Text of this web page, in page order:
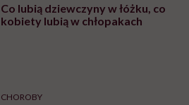
Co lubią dziewczyny w łóżku, co
kobiety lubią w chłopakach
CHOROBY